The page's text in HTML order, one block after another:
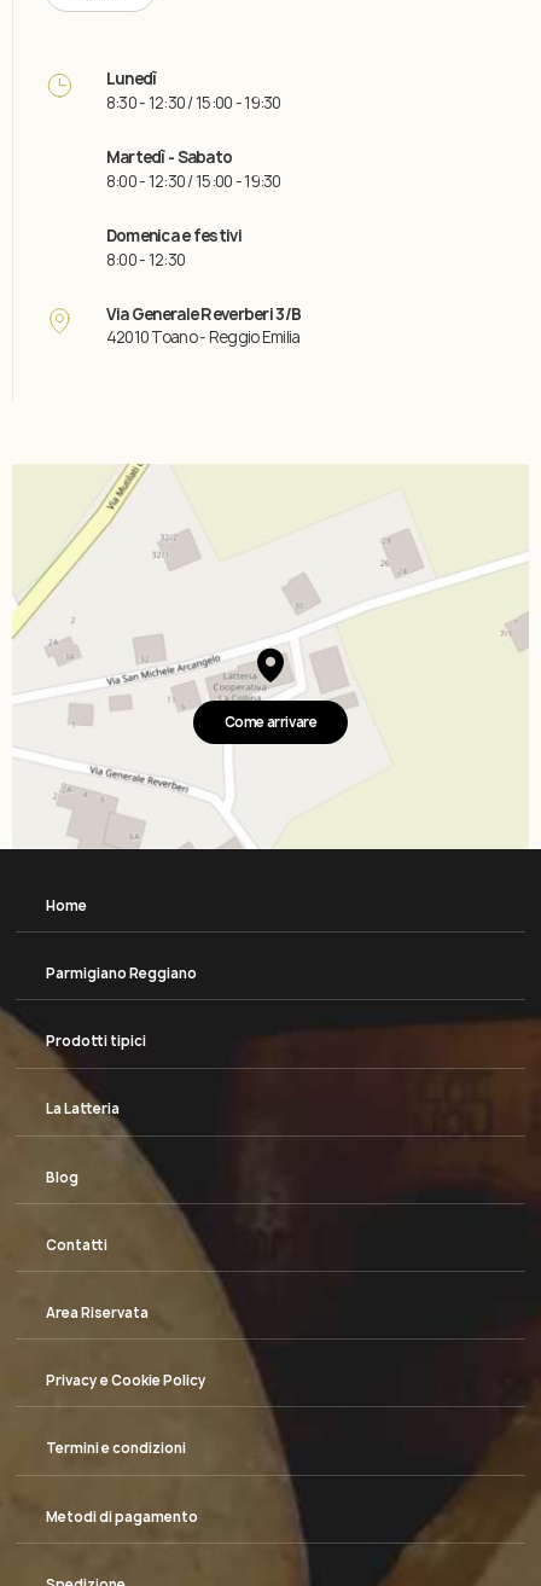
Lunedì
8:30 - 12:30 / 15:00 - 19:30
Martedì - Sabato
8:00 - 12:30 / 15:00 - 19:30
Domenica e festivi
8:00 - 12:30
Via Generale Reverberi 3/B
42010 Toano - Reggio Emilia
Come arrivare
Home
Parmigiano Reggiano
Prodotti tipici
La Latteria
Blog
Contatti
Area Riservata
Privacy e Cookie Policy
Termini e condizioni
Metodi di pagamento